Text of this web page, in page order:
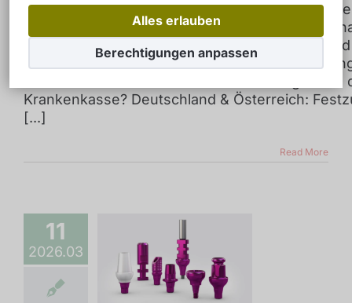
Alles erlauben
Berechtigungen anpassen
Immer mehr Patienten aus Deutschland,
der Schweiz entscheiden sich für eine
- Zahnerzatzverfahren in Hévíz. Der
der hohen Qualität: erhebliche
Doch wie funktioniert die Rückerstattung durch
Krankenkasse? Deutschland & Österreich:
[...]
Read More
11
2026.03